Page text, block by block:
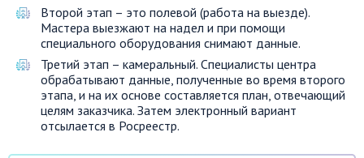
Второй этап – это полевой (работа на выезде).
Мастера выезжают на надел и при помощи
специального оборудования снимают данные.
Третий этап – камеральный. Специалисты центра
обрабатывают данные, полученные во время второго
этапа, и на их основе составляется план, отвечающий
целям заказчика. Затем электронный вариант
отсылается в Росреестр.